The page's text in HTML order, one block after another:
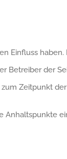
Einfluss
Betreiber der
Zeitpunkt